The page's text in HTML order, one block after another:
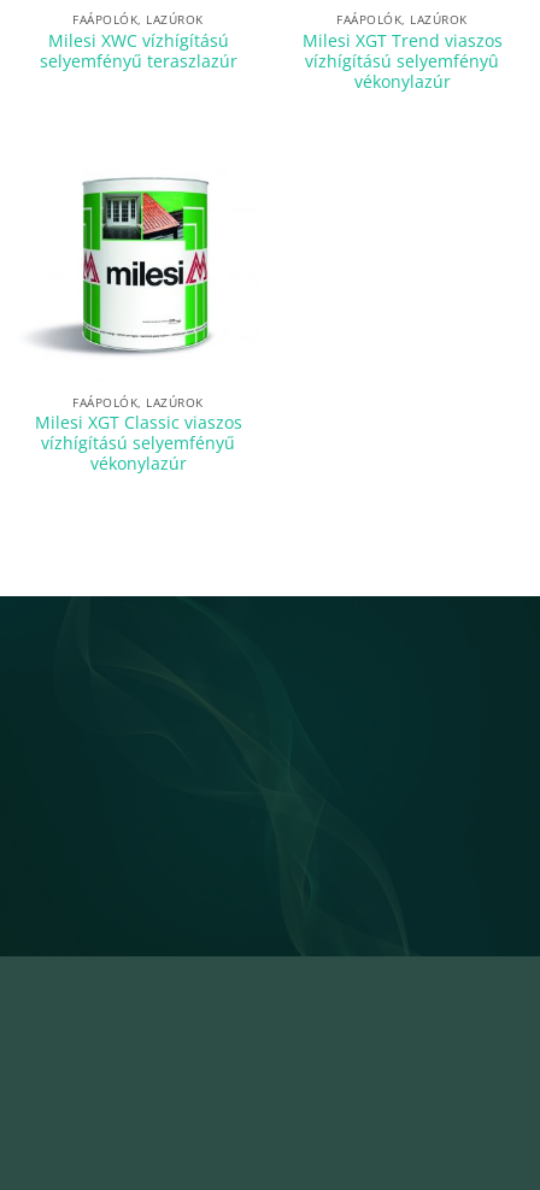
FAÁPOLÓK, LAZÚROK
Milesi XWC vízhígítású
selyemfényű teraszlazúr
FAÁPOLÓK, LAZÚROK
Milesi XGT Trend viaszos
vízhígítású selyemfényû
vékonylazúr
FAÁPOLÓK, LAZÚROK
Milesi XGT Classic viaszos
vízhígítású selyemfényű
vékonylazúr